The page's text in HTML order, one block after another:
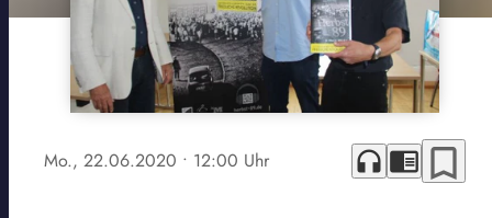
Mo., 22.06.2020 • 12:00 Uhr headphones chrome_reader_mode bookmark_border